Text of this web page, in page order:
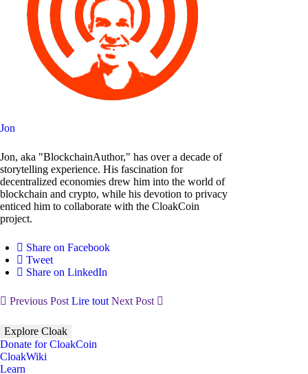
Jon
Jon, aka "BlockchainAuthor," has over a decade of
storytelling experience. His fascination for
decentralized economies drew him into the world of
blockchain and crypto, while his devotion to privacy
enticed him to collaborate with the CloakCoin
project.
Share on Facebook
Tweet
Share on LinkedIn
Previous PostLire tout Next Post
Explore Cloak
Donate for CloakCoin
CloakWiki
Learn